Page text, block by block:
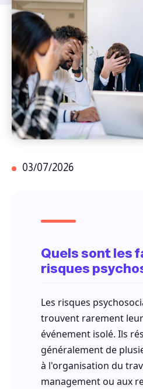
03/07/2026
Quels sont les
risques
Les risques
trouvent rarement
événement isolé. Ils
généralement de
à l'organisation du
management ou aux